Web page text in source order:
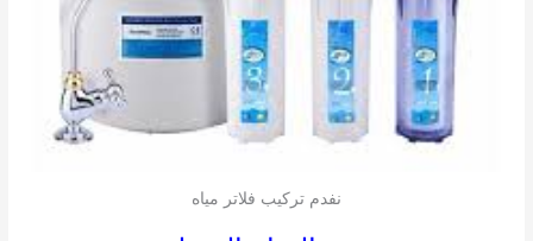
نفدم تركيب فلاتر مياه